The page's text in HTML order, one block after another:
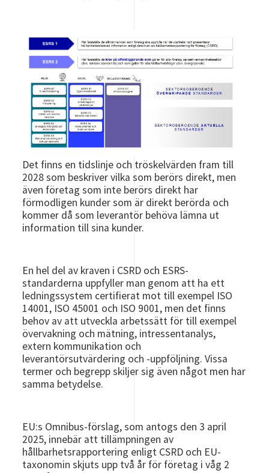
Det finns en tidslinje och tröskelvärden fram till
2028 som beskriver vilka som berörs direkt, men
även företag som inte berörs direkt har
förmodligen kunder som är direkt berörda och
kommer då som leverantör behöva lämna ut
information till sina kunder.
En hel del av kraven i CSRD och ESRS-
standarderna uppfyller man genom att ha ett
ledningssystem certifierat mot till exempel ISO
14001, ISO 45001 och ISO 9001, men det finns
behov av att utveckla arbetssätt för till exempel
övervakning och mätning, intressentanalys,
extern kommunikation och
leverantörsutvärdering och -uppföljning. Vissa
termer och begrepp skiljer sig även något men har
samma betydelse.
EU:s Omnibus-förslag, som antogs den 3 april
2025, innebär att tillämpningen av
hållbarhetsrapportering enligt CSRD och EU-
taxonomin skjuts upp två år för företag i våg 2